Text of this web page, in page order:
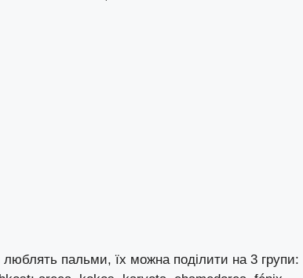
люблять пальми, їх можна поділити на 3 групи: